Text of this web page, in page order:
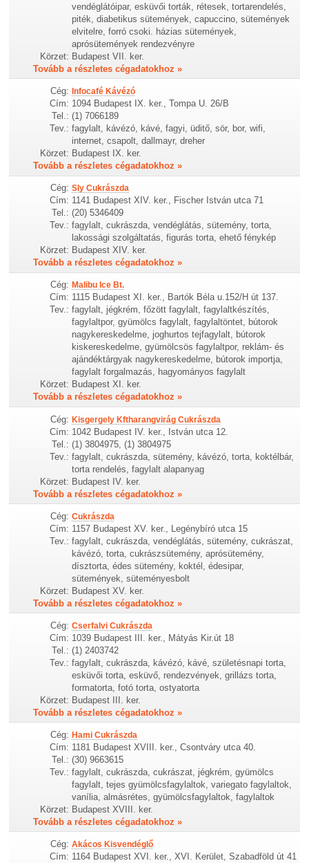
vendéglátóipar, esküvői torták, rétesek, tortarendelés,
piték, diabetikus sütemények, capuccino, sütemények
elvitelre, forró csoki. házias sütemények,
aprósütemények rendezvényre
Körzet: Budapest VII. ker.
Tovább a részletes cégadatokhoz »
Cég: Infocafé Kávézó
Cím: 1094 Budapest IX. ker., Tompa U. 26/B
Tel.: (1) 7066189
Tev.: fagylalt, kávézó, kávé, fagyi, üditő, sör, bor, wifi,
internet, csapolt, dallmayr, dreher
Körzet: Budapest IX. ker.
Tovább a részletes cégadatokhoz »
Cég: Sly Cukrászda
Cím: 1141 Budapest XIV. ker., Fischer István utca 71
Tel.: (20) 5346409
Tev.: fagylalt, cukrászda, vendéglátás, sütemény, torta,
lakossági szolgáltatás, figurás torta, ehető fénykép
Körzet: Budapest XIV. ker.
Tovább a részletes cégadatokhoz »
Cég: Malibu Ice Bt.
Cím: 1115 Budapest XI. ker., Bartók Béla u.152/H út 137.
Tev.: fagylalt, jégkrém, főzött fagylalt, fagylaltkészítés,
fagylaltpor, gyümölcs fagylalt, fagylaltöntet, bútorok
nagykereskedelme, joghurtos tejfagylalt, bútorok
kiskereskedelme, gyümölcsös fagylaltpor, reklám- és
ajándéktárgyak nagykereskedelme, bútorok importja,
fagylalt forgalmazás, hagyományos fagylalt
Körzet: Budapest XI. ker.
Tovább a részletes cégadatokhoz »
Cég: Kisgergely Kftharangvirág Cukrászda
Cím: 1042 Budapest IV. ker., István utca 12.
Tel.: (1) 3804975, (1) 3804975
Tev.: fagylalt, cukrászda, sütemény, kávézó, torta, koktélbár,
torta rendelés, fagylalt alapanyag
Körzet: Budapest IV. ker.
Tovább a részletes cégadatokhoz »
Cég: Cukrászda
Cím: 1157 Budapest XV. ker., Legénybíró utca 15
Tev.: fagylalt, cukrászda, vendéglátás, sütemény, cukrászat,
kávézó, torta, cukrászsütemény, aprósütemény,
dísztorta, édes sütemény, koktél, édesipar,
sütemények, süteményesbolt
Körzet: Budapest XV. ker.
Tovább a részletes cégadatokhoz »
Cég: Cserfalvi Cukrászda
Cím: 1039 Budapest III. ker., Mátyás Kir.út 18
Tel.: (1) 2403742
Tev.: fagylalt, cukrászda, kávézó, kávé, születésnapi torta,
esküvői torta, esküvő, rendezvények, grillázs torta,
formatorta, fotó torta, ostyatorta
Körzet: Budapest III. ker.
Tovább a részletes cégadatokhoz »
Cég: Hami Cukrászda
Cím: 1181 Budapest XVIII. ker., Csontváry utca 40.
Tel.: (30) 9663615
Tev.: fagylalt, cukrászda, cukrászat, jégkrém, gyümölcs
fagylalt, tejes gyümölcsfagylaltok, variegato fagylaltok,
vanília, almásrétes, gyümölcsfagylaltok, fagylaltok
Körzet: Budapest XVIII. ker.
Tovább a részletes cégadatokhoz »
Cég: Akácos Kisvendéglő
Cím: 1164 Budapest XVI. ker., XVI. Kerület, Szabadföld út 41